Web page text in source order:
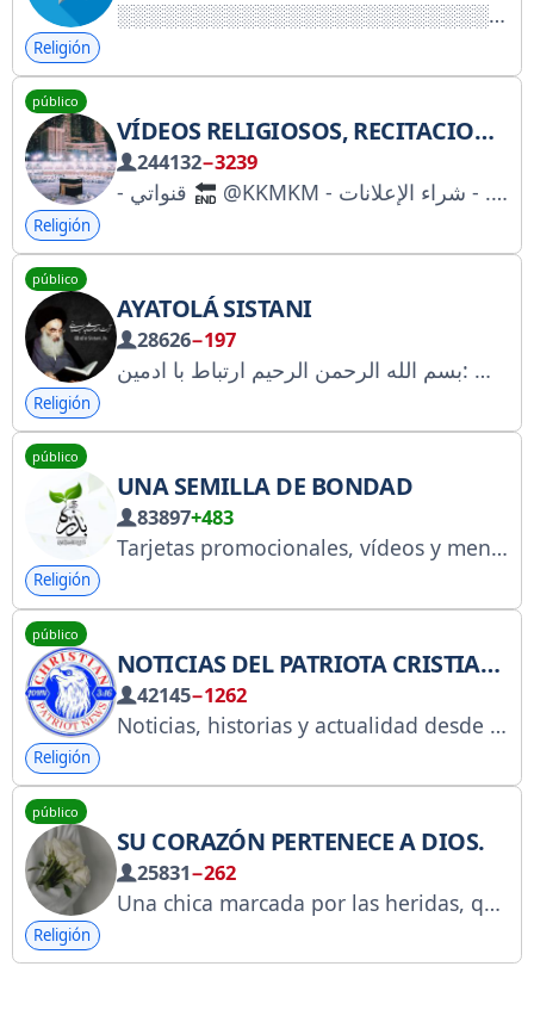
Religión
público
VÍDEOS RELIGIOSOS, RECITACIONES DEL CORÁN ♡
244132−3239
Religión
público
AYATOLÁ SISTANI
28626−197
بسم الله الرحمن الرحیم ارتباط با ادمین: @Sistani_fa_admin
Religión
público
UNA SEMILLA DE BONDAD
83897+483
Tarjetas promocionales, vídeos y mensajes inspiradores. Únete ahora y comparte las publicaciones con tus amigos.
Religión
público
NOTICIAS DEL PATRIOTA CRISTIANO
42145−1262
Noticias, historias y actualidad desde una perspectiva cristiana bíblica.
Religión
público
SU CORAZÓN PERTENECE A DIOS.
25831−262
Una chica marcada por las heridas, que regresaba tras un paso en falso, cargando conmigo el cansancio de todo el camino, llegó al final con las manos vacías, pues había redimido ese camino con su corazón. (@LLLU0_bot)
Religión